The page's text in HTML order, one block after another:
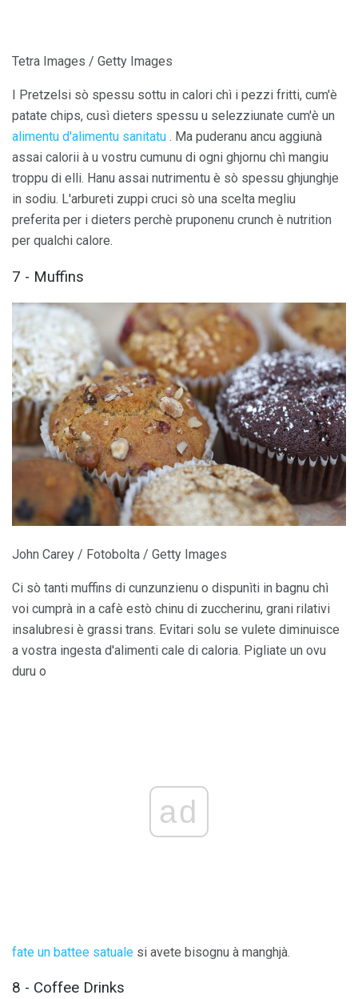
Tetra Images / Getty Images
I Pretzelsi sò spessu sottu in calori chì i pezzi fritti, cum'è
patate chips, cusì dieters spessu u selezziunate cum'è un
alimentu d'alimentu sanitatu . Ma puderanu ancu aggiunà
assai calorii à u vostru cumunu di ogni ghjornu chì mangiu
troppu di elli. Hanu assai nutrimentu è sò spessu ghjunghje
in sodiu. L'arbureti zuppi cruci sò una scelta megliu
preferita per i dieters perchè pruponenu crunch è nutrition
per qualchi calore.
7 - Muffins
John Carey / Fotobolta / Getty Images
Ci sò tanti muffins di cunzunzienu o dispunìti in bagnu chì
voi cumprà in a cafè estò chinu di zuccherinu, grani rilativi
insalubresi è grassi trans. Evitari solu se vulete diminuisce
a vostra ingesta d'alimenti cale di caloria. Pigliate un ovu
duru o
ad
fate un battee satuale si avete bisognu à manghjà.
8 - Coffee Drinks